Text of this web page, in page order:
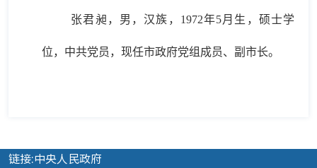
张君昶，男，汉族，1972年5月生，硕士学
位，中共党员，现任市政府党组成员、副市长。
链接:中央人民政府